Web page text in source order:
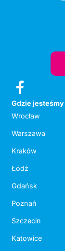
Gdzie jesteśmy
Wrocław
Warszawa
Kraków
Łódź
Gdańsk
Poznań
Szczecin
Katowice